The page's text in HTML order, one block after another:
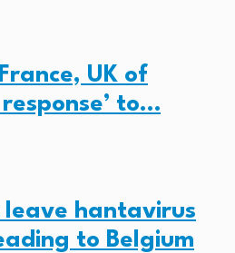
UK of
to…
leave hantavirus
to Belgium